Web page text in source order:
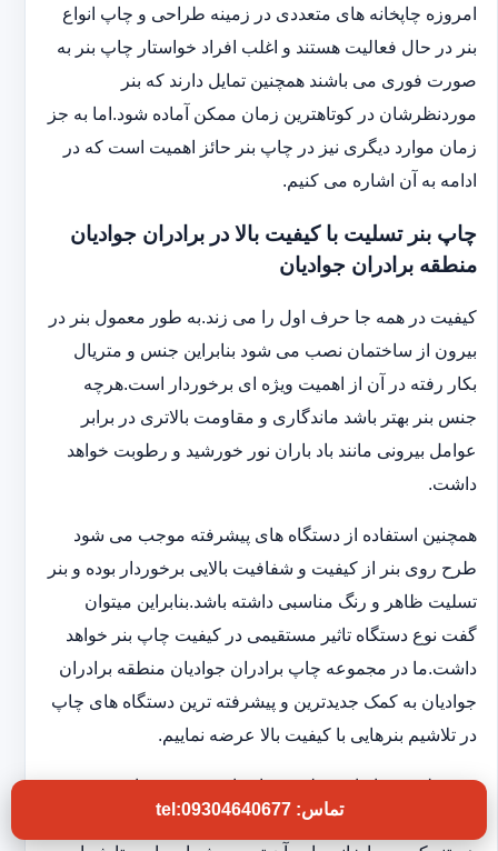
امروزه چاپخانه های متعددی در زمینه طراحی و چاپ انواع
بنر در حال فعالیت هستند و اغلب افراد خواستار چاپ بنر به
صورت فوری می باشند همچنین تمایل دارند که بنر
موردنظرشان در کوتاهترین زمان ممکن آماده شود.اما به جز
زمان موارد دیگری نیز در چاپ بنر حائز اهمیت است که در
ادامه به آن اشاره می کنیم.
چاپ بنر تسلیت با کیفیت بالا در برادران جوادیان
منطقه برادران جوادیان
کیفیت در همه جا حرف اول را می زند.به طور معمول بنر در
بیرون از ساختمان نصب می شود بنابراین جنس و متریال
بکار رفته در آن از اهمیت ویژه ای برخوردار است.هرچه
جنس بنر بهتر باشد ماندگاری و مقاومت بالاتری در برابر
عوامل بیرونی مانند باد باران نور خورشید و رطوبت خواهد
داشت.
همچنین استفاده از دستگاه های پیشرفته موجب می شود
طرح روی بنر از کیفیت و شفافیت بالایی برخوردار بوده و بنر
تسلیت ظاهر و رنگ مناسبی داشته باشد.بنابراین میتوان
گفت نوع دستگاه تاثیر مستقیمی در کیفیت چاپ بنر خواهد
داشت.ما در مجموعه چاپ برادران جوادیان منطقه برادران
جوادیان به کمک جدیدترین و پیشرفته ترین دستگاه های چاپ
در تلاشیم بنرهایی با کیفیت بالا عرضه نماییم.
بنر تسلیت در ابعاد مختلفی به انتخاب مشتری چاپ می
شود.همچنین تنوع طرح و جملات روی بنر از سری مواردی
تماس: tel:09304640677